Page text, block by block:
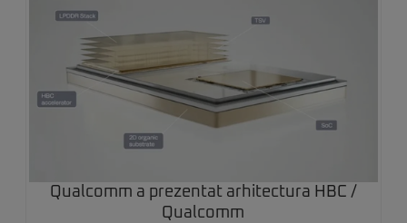
Qualcomm a prezentat arhitectura HBC /
Qualcomm